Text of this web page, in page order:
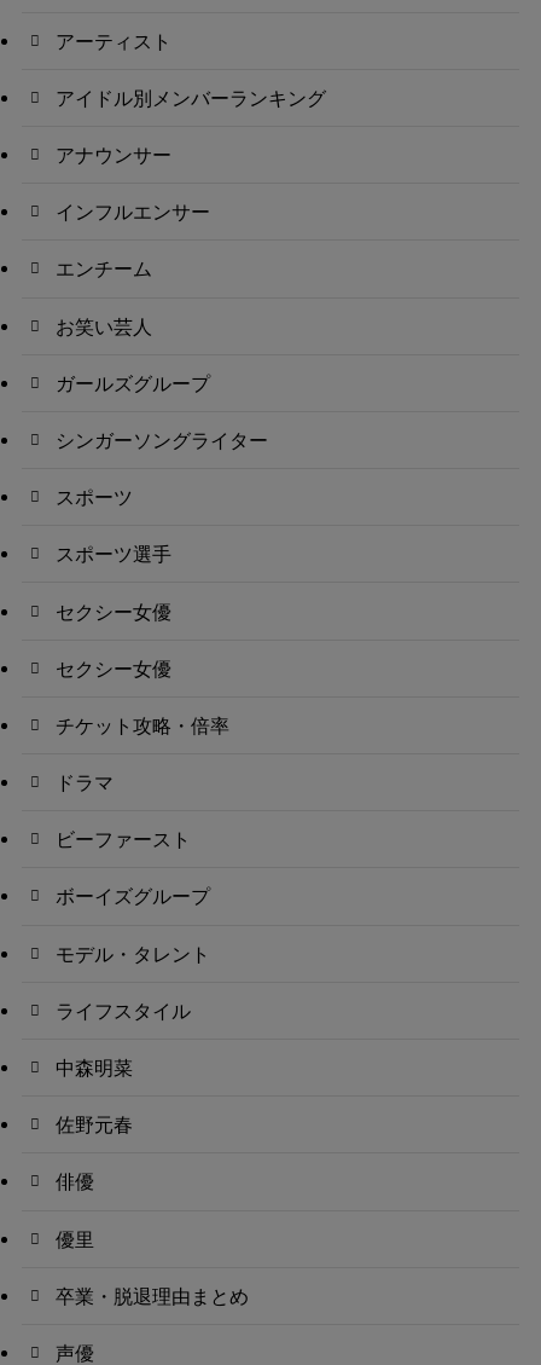
アーティスト
アイドル別メンバーランキング
アナウンサー
インフルエンサー
エンチーム
お笑い芸人
ガールズグループ
シンガーソングライター
スポーツ
スポーツ選手
セクシー女優
セクシー女優
チケット攻略・倍率
ドラマ
ビーファースト
ボーイズグループ
モデル・タレント
ライフスタイル
中森明菜
佐野元春
俳優
優里
卒業・脱退理由まとめ
声優